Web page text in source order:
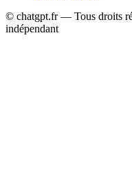
© chatgpt.fr — Tous droits
indépendant